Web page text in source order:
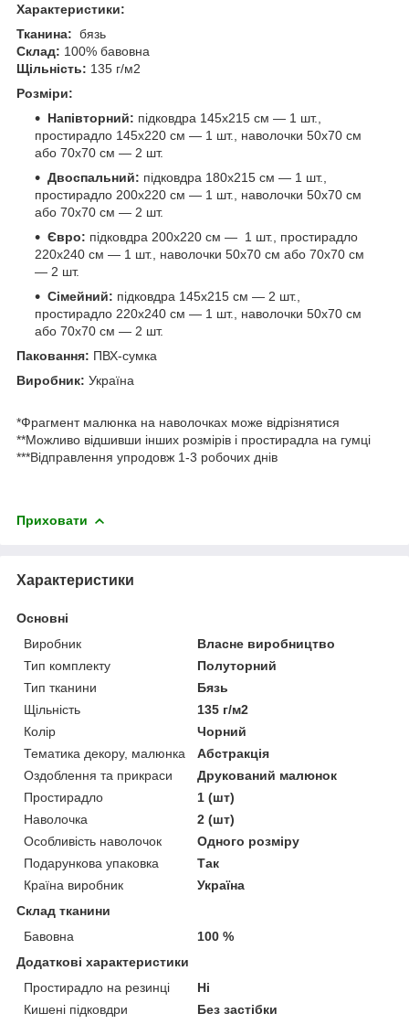
Характеристики:
Тканина: бязь
Склад: 100% бавовна
Щільність: 135 г/м2
Розміри:
Напівторний: підковдра 145х215 см — 1 шт.,
простирадло 145х220 см — 1 шт., наволочки 50х70 см
або 70х70 см — 2 шт.
Двоспальний: підковдра 180х215 см — 1 шт.,
простирадло 200х220 см — 1 шт., наволочки 50х70 см
або 70х70 см — 2 шт.
Євро: підковдра 200х220 см — 1 шт., простирадло
220х240 см — 1 шт., наволочки 50х70 см або 70х70 см
— 2 шт.
Сімейний: підковдра 145х215 см — 2 шт.,
простирадло 220х240 см — 1 шт., наволочки 50х70 см
або 70х70 см — 2 шт.
Паковання: ПВХ-сумка
Виробник: Україна
*Фрагмент малюнка на наволочках може відрізнятися
**Можливо відшивши інших розмірів і простирадла на гумці
***Відправлення упродовж 1-3 робочих днів
Приховати
Характеристики
Основні
Виробник
Власне виробництво
Тип комплекту
Полуторний
Тип тканини
Бязь
Щільність
135 г/м2
Колір
Чорний
Тематика декору, малюнка
Абстракція
Оздоблення та прикраси
Друкований малюнок
Простирадло
1 (шт)
Наволочка
2 (шт)
Особливість наволочок
Одного розміру
Подарункова упаковка
Так
Країна виробник
Україна
Склад тканини
Бавовна
100 %
Додаткові характеристики
Простирадло на резинці
Ні
Кишені підковдри
Без застібки